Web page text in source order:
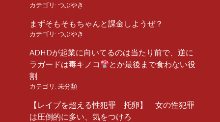
カテゴリ: つぶやき
まずそもそもちゃんと課金しようぜ？
カテゴリ: つぶやき
ADHDが起業に向いてるのは当たり前で、逆に
ラガードは毒キノコ
とか最後まで食わない役
割
カテゴリ: 未分類
【レイプを超える性犯罪 托卵】 女の性犯罪
は圧倒的に多い、気をつけろ